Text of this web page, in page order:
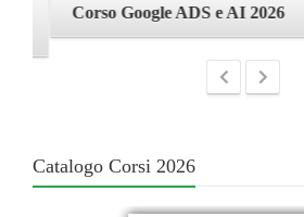
Corso Google ADS e AI 2026
Catalogo Corsi 2026